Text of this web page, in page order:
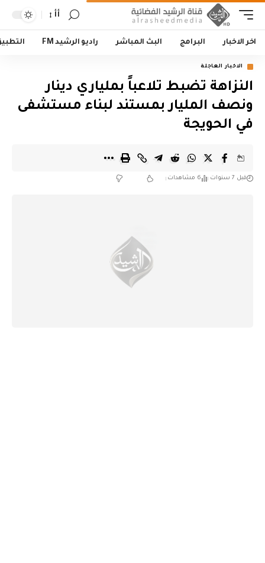
أأ
اخر الاخبار البرامج البث المباشر راديو الرشيد FM
الاخبار العاجلة
النزاهة تضبط تلاعباً بملياري دينار
ونصف المليار بمستند لبناء مستشفى
في الحويجة
قبل 7 سنوات 6 مشاهدات